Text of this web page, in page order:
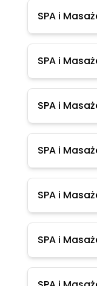
SPA i
SPA i
SPA i
SPA i
SPA i
SPA i